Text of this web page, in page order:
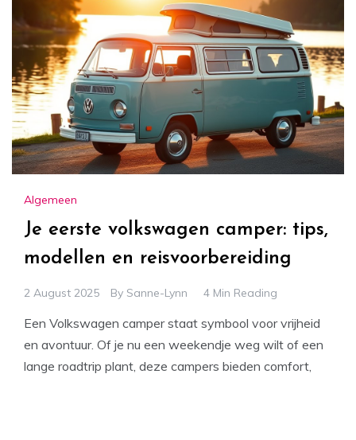
Algemeen
Je eerste volkswagen camper: tips,
modellen en reisvoorbereiding
2 August 2025 By Sanne-Lynn 4 Min Reading
Een Volkswagen camper staat symbool voor vrijheid
en avontuur. Of je nu een weekendje weg wilt of een
lange roadtrip plant, deze campers bieden comfort,